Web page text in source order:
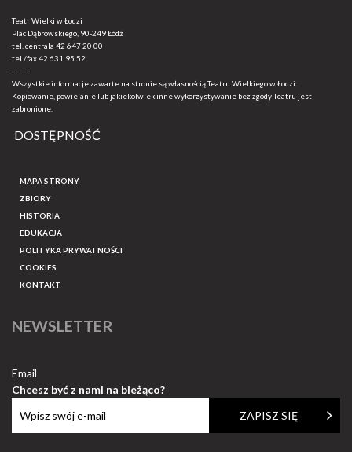
Teatr Wielki w Łodzi
Plac Dąbrowskiego, 90-249 Łódź
tel. centrala 42 647 20 00
tel./fax42 631 95 52
-------
Wszystkie informacje zawarte na stronie są własnością Teatru Wielkiego w Łodzi.
Kopiowanie, powielanie lub jakiekolwiek inne wykorzystywanie bez zgody Teatru jest
zabronione.
DOSTĘPNOŚĆ
MAPA STRONY
ZBIORY
HISTORIA
EDUKACJA
POLITYKA PRYWATNOŚCI
COOKIES
KONTAKT
NEWSLETTER
Email
Chcesz być z nami na bieżąco?